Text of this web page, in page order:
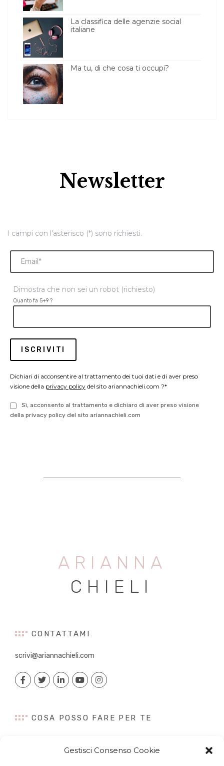
Gestisci Consenso Cookie
La classifica delle agenzie social
italiane
Ma tu, di che cosa ti occupi?
Newsletter
I campi con l'asterisco (*) sono richiesti.
Dimostra che non sei un robot (richiesto)
Quanto fa 5+9 ?
Dichiari di acconsentire al trattamento dei tuoi dati e di aver preso
visione della privacy policy del sito ariannachieli.com ?*
Sì, acconsento al trattamento e dichiaro di aver preso visione
della privacy policy del sito ariannachieli.com
ARIANNA
CHIELI
CONTATTAMI
scrivi@ariannachieli.com
COSA POSSO FARE PER TE
Content Creation